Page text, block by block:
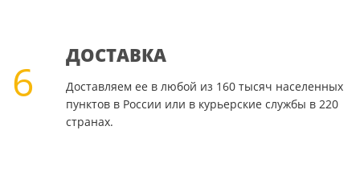
6
ДОСТАВКА
Доставляем ее в любой из 160 тысяч населенных
пунктов в России или в курьерские службы в 220
странах.